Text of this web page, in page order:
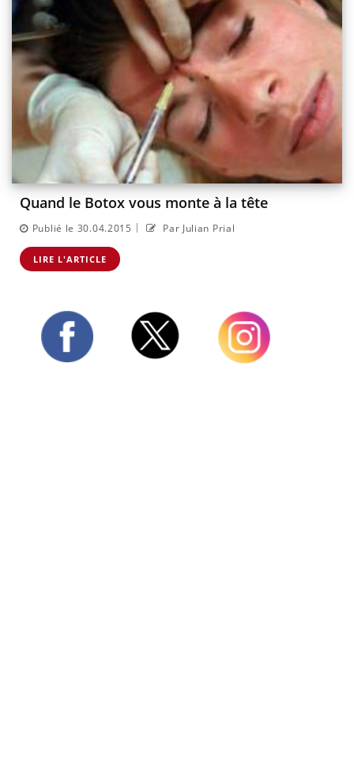
Quand le Botox vous monte à la tête
Publié le 30.04.2015 | Par Julian Prial
LIRE L'ARTICLE